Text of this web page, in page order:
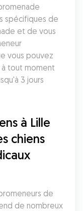
spécifiques de
et de vous
vous pouvez
à tout moment
3 jours
à Lille
chiens
de
de nombreux